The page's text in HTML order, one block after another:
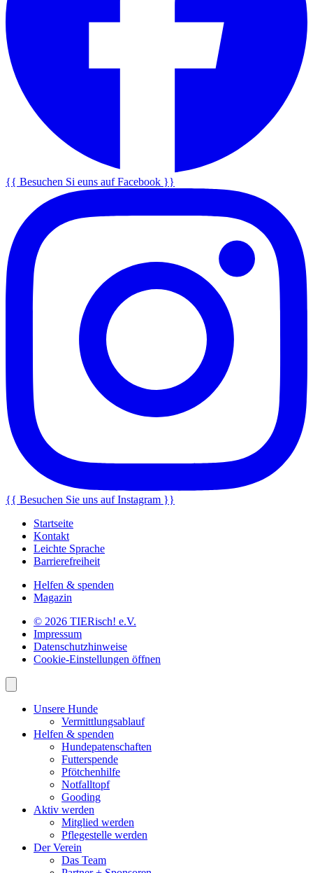
{{ Besuchen Si euns auf Facebook }}
{{ Besuchen Sie uns auf Instagram }}
Startseite
Kontakt
Leichte Sprache
Barrierefreiheit
Helfen & spenden
Magazin
© 2026 TIERisch! e.V.
Impressum
Datenschutzhinweise
Cookie-Einstellungen öffnen
Unsere Hunde
Vermittlungsablauf
Helfen & spenden
Hundepatenschaften
Futterspende
Pfötchenhilfe
Notfalltopf
Gooding
Aktiv werden
Mitglied werden
Pflegestelle werden
Der Verein
Das Team